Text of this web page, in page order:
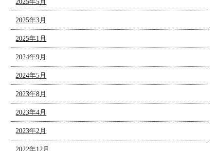
2025年5月
2025年3月
2025年1月
2024年9月
2024年5月
2023年8月
2023年4月
2023年2月
2022年12月